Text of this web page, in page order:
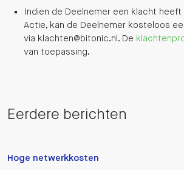
Indien de Deelnemer een klacht
Actie, kan de Deelnemer kosteloos
via klachten@bitonic.nl. De
van toepassing.
Eerdere berichten
Hoge netwerkkosten